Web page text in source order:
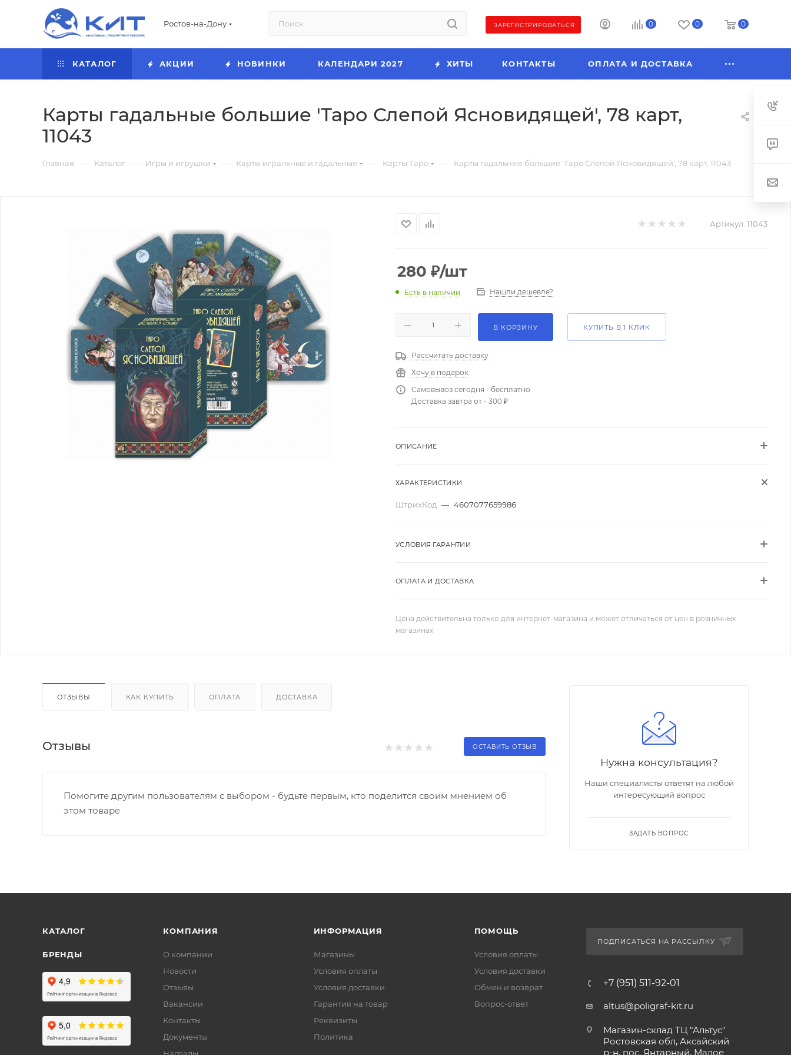
Ростов-на-Дону ЗАРЕГИСТРИРОВАТЬСЯ 0 0 0
КАТАЛОГ АКЦИИ НОВИНКИ КАЛЕНДАРИ 2027 ХИТЫ КОНТАКТЫ ОПЛАТА И ДОСТАВКА
Карты гадальные большие 'Таро Слепой Ясновидящей', 78 карт,
11043
Главная — Каталог — Игры и игрушки — Карты игральные и гадальные — Карты Таро — Карты гадальные большие 'Таро Слепой Ясновидящей', 78 карт, 11043
Артикул: 11043
280 ₽/шт
Есть в наличии Нашли дешевле?
В КОРЗИНУ КУПИТЬ В 1 КЛИК
Рассчитать доставку
Хочу в подарок
Самовывоз сегодня - бесплатно
Доставка завтра от - 300 ₽
ОПИСАНИЕ
ХАРАКТЕРИСТИКИ
ШтрихКод — 4607077659986
УСЛОВИЯ ГАРАНТИИ
ОПЛАТА И ДОСТАВКА
Цена действительна только для интернет-магазина и может отличаться от цен в розничных
магазинах
ОТЗЫВЫ КАК КУПИТЬ ОПЛАТА ДОСТАВКА
Отзывы ОСТАВИТЬ ОТЗЫВ
Помогите другим пользователям с выбором - будьте первым, кто поделится своим мнением об
этом товаре
Нужна консультация?
Наши специалисты ответят на любой
интересующий вопрос
ЗАДАТЬ ВОПРОС
КАТАЛОГ
БРЕНДЫ
КОМПАНИЯ
О компании
Новости
Отзывы
Вакансии
Контакты
Документы
ИНФОРМАЦИЯ
Магазины
Условия оплаты
Условия доставки
Гарантия на товар
Реквизиты
Политика
ПОМОЩЬ
Условия оплаты
Условия доставки
Обмен и возврат
Вопрос-ответ
ПОДПИСАТЬСЯ НА РАССЫЛКУ
+7 (951) 511-92-01
altus@poligraf-kit.ru
Магазин-склад ТЦ "Альтус"
Ростовская обл, Аксайский
р-н, пос. Янтарный, Малое